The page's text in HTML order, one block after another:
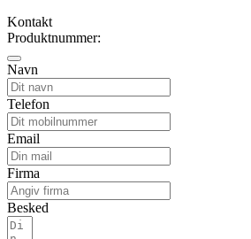
Kontakt
Produktnummer:
Navn
Telefon
Email
Firma
Besked